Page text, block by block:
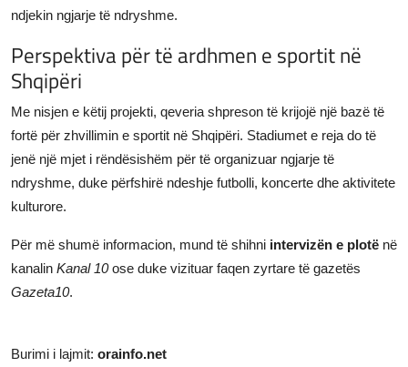
ndjekin ngjarje të ndryshme.
Perspektiva për të ardhmen e sportit në
Shqipëri
Me nisjen e këtij projekti, qeveria shpreson të krijojë një bazë të
fortë për zhvillimin e sportit në Shqipëri. Stadiumet e reja do të
jenë një mjet i rëndësishëm për të organizuar ngjarje të
ndryshme, duke përfshirë ndeshje futbolli, koncerte dhe aktivitete
kulturore.
Për më shumë informacion, mund të shihni intervizën e plotë në
kanalin Kanal 10ose duke vizituar faqen zyrtare të gazetës
Gazeta10.
Burimi i lajmit: orainfo.net